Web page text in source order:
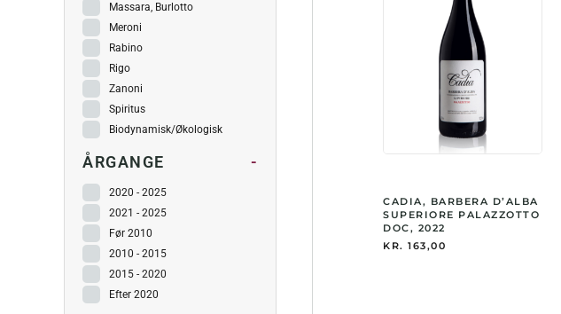
CADIA, BARBERA D’ALBA
SUPERIORE PALAZZOTTO
DOC, 2022
KR. 163,00
Massara, Burlotto
Meroni
Rabino
Rigo
Zanoni
Spiritus
Biodynamisk/Økologisk
ÅRGANGE -
2020 - 2025
2021 - 2025
Før 2010
2010 - 2015
2015 - 2020
Efter 2020